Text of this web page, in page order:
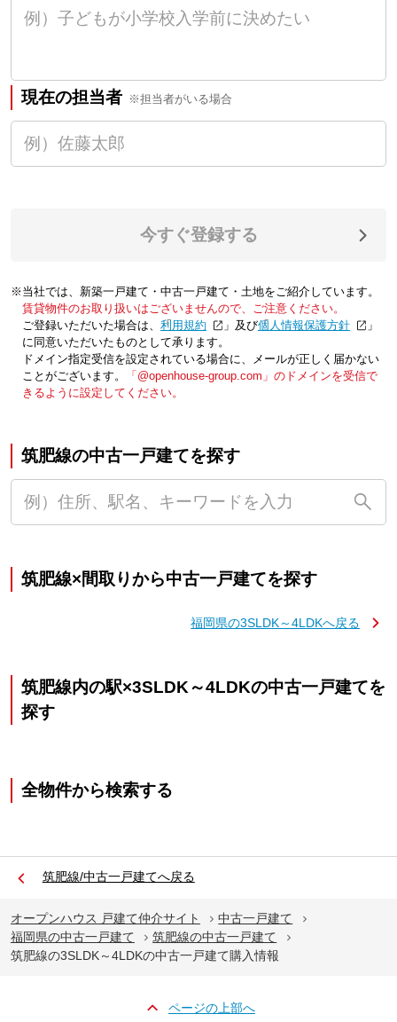
現在の担当者 ※担当者がいる場合
今すぐ登録する
※当社では、新築一戸建て・中古一戸建て・土地をご紹介しています。
賃貸物件のお取り扱いはございませんので、ご注意ください。
ご登録いただいた場合は、「利用規約 」及び「個人情報保護方針
」
に同意いただいたものとして承ります。
ドメイン指定受信を設定されている場合に、メールが正しく届かない
ことがございます。
「@openhouse-group.com」のドメインを受信で
きるように設定してください。
筑肥線の中古一戸建てを探す
筑肥線×間取りから中古一戸建てを探す
福岡県の3SLDK～4LDKへ戻る
筑肥線内の駅×3SLDK～4LDKの中古一戸建てを
探す
全物件から検索する
筑肥線/中古一戸建てへ戻る
オープンハウス 戸建て仲介サイト
中古一戸建て
福岡県の中古一戸建て
筑肥線の中古一戸建て
筑肥線の3SLDK～4LDKの中古一戸建て購入情報
ページの上部へ